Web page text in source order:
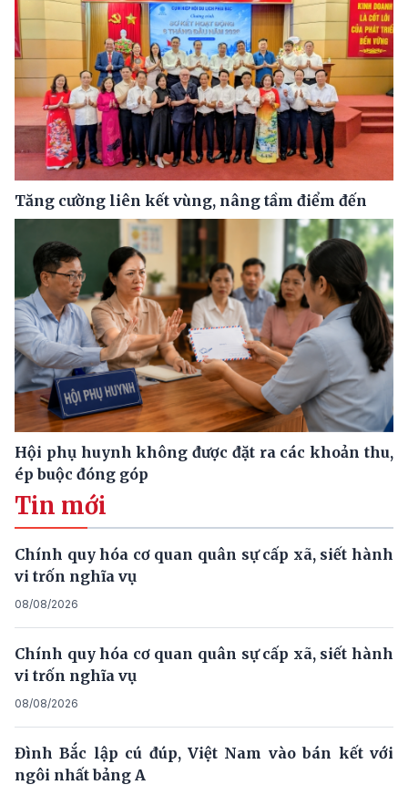
Tăng cường liên kết vùng, nâng tầm điểm đến
Hội phụ huynh không được đặt ra các khoản thu,
ép buộc đóng góp
Tin mới
Chính quy hóa cơ quan quân sự cấp xã, siết hành
vi trốn nghĩa vụ
08/08/2026
Chính quy hóa cơ quan quân sự cấp xã, siết hành
vi trốn nghĩa vụ
08/08/2026
Đình Bắc lập cú đúp, Việt Nam vào bán kết với
ngôi nhất bảng A